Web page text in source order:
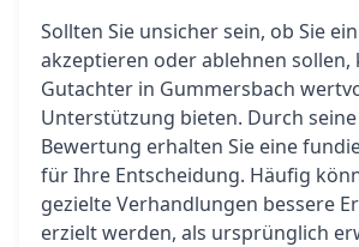
Sollten Sie unsicher sein, ob Sie
akzeptieren oder ablehnen sollen,
Gutachter in Gummersbach
Unterstützung bieten. Durch
Bewertung erhalten Sie eine
für Ihre Entscheidung. Häufig
gezielte Verhandlungen bessere
erzielt werden, als ursprünglich